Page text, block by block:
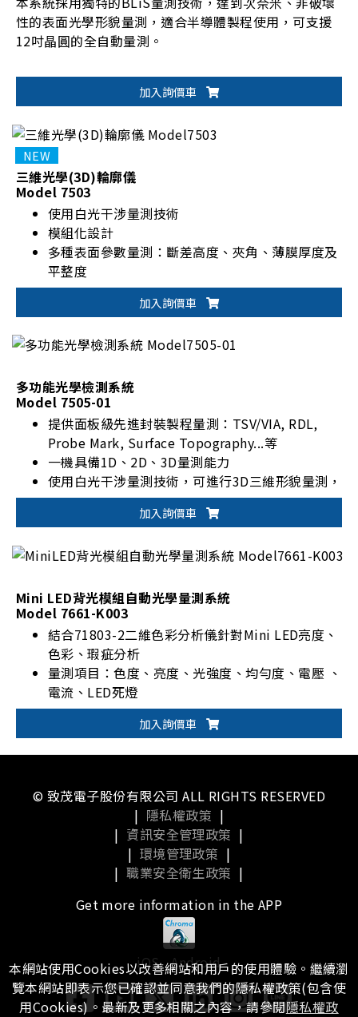
性的表面光學形貌量測，適合半導體製程使用，可支援
12吋晶圓的全自動量測。
加入詢價車
三維光學(3D)輪廓儀
Model 7503
使用白光干涉量測技術
模組化設計
多種表面參數量測：斷差高度、夾角、薄膜厚度及
平整度
加入詢價車
多功能光學檢測系統
Model 7505-01
提供面板級先進封裝製程量測：TSV/VIA, RDL,
Probe Mark, Surface Topography...等
一機具備1D、2D、3D量測能力
使用白光干涉量測技術，可進行3D三維形貌量測，
如斷差高度、夾角、面積、體積、粗度、起伏、薄
膜厚度及平整度
測，可檢出氣泡、刮傷、異物等瑕疵
加入詢價車
Mini LED背光模組自動光學量測系統
Model 7661-K003
結合71803-2二維色彩分析儀針對Mini LED亮度、
色彩、瑕疵分析
量測項目：色度、亮度、光強度、均勻度、電壓 、
電流、LED死燈
可搭配Chroma LED電源測試器及光學模組整合為
加入詢價車
© 致茂電子股份有限公司 ALL RIGHTS RESERVED
| 隱私權政策 |
| 資訊安全管理政策 |
| 環境管理政策 |
| 職業安全衛生政策 |
Get more information in the APP
iOS Android
本網站使用Cookies以改善網站和用戶的使用體驗。繼續瀏
覽本網站即表示您已確認並同意我們的隱私權政策(包含使
用Cookies)。最新及更多相關之內容，請參閱隱私權政